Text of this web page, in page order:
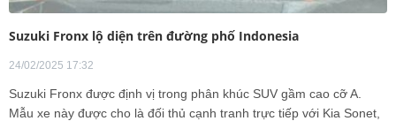
Suzuki Fronx lộ diện trên đường phố Indonesia
24/02/2025 17:32
Suzuki Fronx được định vị trong phân khúc SUV gầm cao cỡ A.
Mẫu xe này được cho là đối thủ cạnh tranh trực tiếp với Kia Sonet,